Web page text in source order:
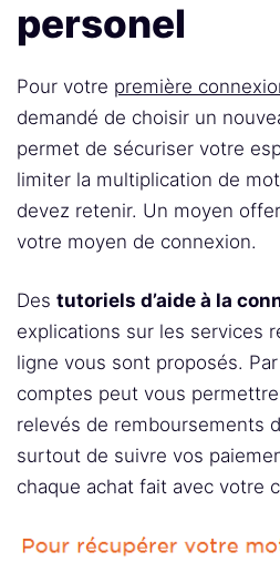
personel
Pour votre première
demandé de choisir un
permet de sécuriser votre
limiter la multiplication de
devez retenir. Un moyen
votre moyen de connexion.
Des tutoriels d’aide à la
explications sur les services
ligne vous sont proposés.
comptes peut vous permettre
relevés de remboursements
surtout de suivre vos
chaque achat fait avec votre